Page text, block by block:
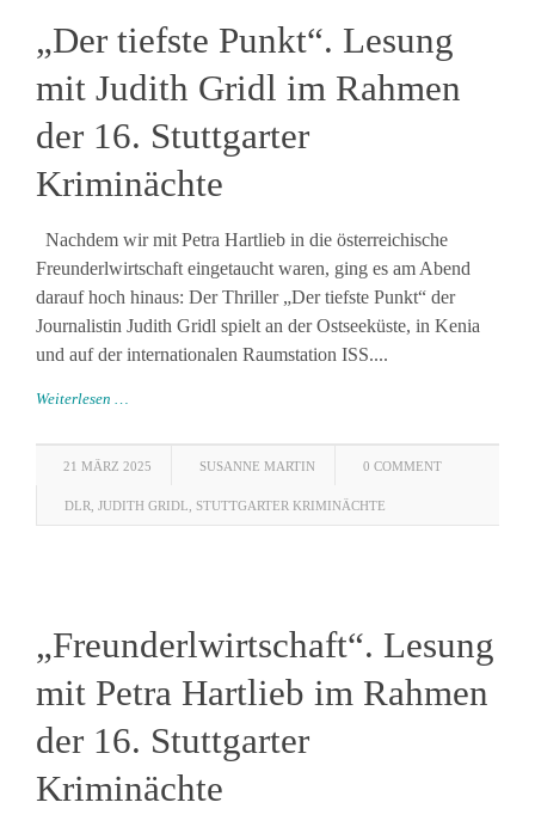
„Der tiefste Punkt“. Lesung
mit Judith Gridl im Rahmen
der 16. Stuttgarter
Kriminächte
Nachdem wir mit Petra Hartlieb in die österreichische
Freunderlwirtschaft eingetaucht waren, ging es am Abend
darauf hoch hinaus: Der Thriller „Der tiefste Punkt“ der
Journalistin Judith Gridl spielt an der Ostseeküste, in Kenia
und auf der internationalen Raumstation ISS....
Weiterlesen …
21 MÄRZ 2025 SUSANNE MARTIN 0 COMMENT
DLR JUDITH GRIDL STUTTGARTER KRIMINÄCHTE
„Freunderlwirtschaft“. Lesung
mit Petra Hartlieb im Rahmen
der 16. Stuttgarter
Kriminächte